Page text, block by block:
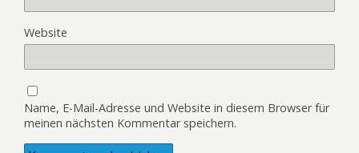
Website
Name, E-Mail-Adresse und Website in diesem Browser für
meinen nächsten Kommentar speichern.